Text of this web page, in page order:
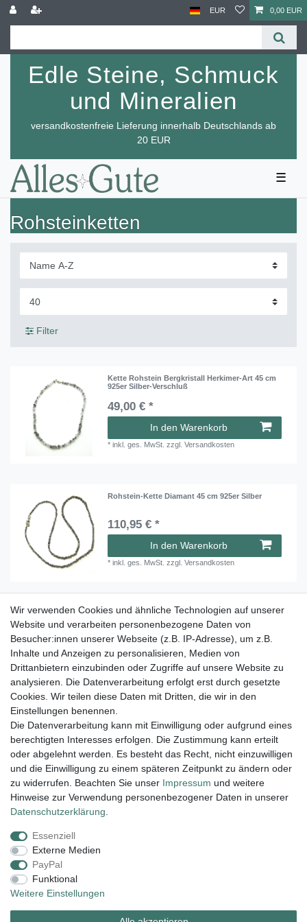
EUR 0,00 EUR
Edle Steine, Schmuck
und Mineralien
versandkostenfreie Lieferung innerhalb Deutschlands ab
20 EUR
☰
Rohsteinketten
Filter
Kette Rohstein Bergkristall Herkimer-Art 45 cm
925er Silber-Verschluß
49,00 € *
In den Warenkorb
*inkl. ges. MwSt. zzgl.Versandkosten
Rohstein-Kette Diamant 45 cm 925er Silber
110,95 € *
In den Warenkorb
*inkl. ges. MwSt. zzgl.Versandkosten
Rohstein-Kette Turmalin schwarz 50 cm
25,00 € *
In den Warenkorb
*inkl. ges. MwSt. zzgl.Versandkosten
Lieferung und Versand
Impressum Daten­schutz­erklärung AGB
Widerrufs­recht
Zahlungsarten:
Wir verwenden Cookies und ähnliche Technologien auf unserer
Website und verarbeiten personenbezogene Daten von
Besucher:innen unserer Webseite (z.B. IP-Adresse), um z.B.
Inhalte und Anzeigen zu personalisieren, Medien von
Drittanbietern einzubinden oder Zugriffe auf unsere Website zu
analysieren. Die Datenverarbeitung erfolgt erst durch gesetzte
Cookies. Wir teilen diese Daten mit Dritten, die wir in den
Einstellungen benennen.
Die Datenverarbeitung kann mit Einwilligung oder aufgrund eines
berechtigten Interesses erfolgen. Die Zustimmung kann erteilt
oder abgelehnt werden. Es besteht das Recht, nicht einzuwilligen
und die Einwilligung zu einem späteren Zeitpunkt zu ändern oder
zu widerrufen. Beachten Sie unser Impressum und weitere
Hinweise zur Verwendung personenbezogener Daten in unserer
Daten­schutz­erklärung
Essenziell
Externe Medien
PayPal
Funktional
Weitere Einstellungen